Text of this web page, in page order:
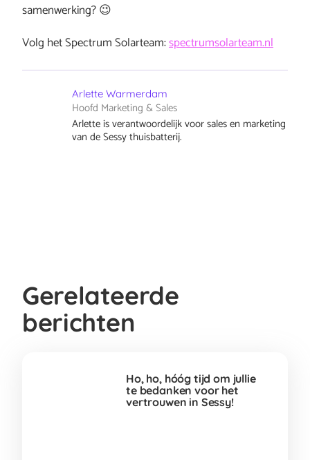
samenwerking? 😉
Volg het Spectrum Solarteam:spectrumsolarteam.nl
Arlette Warmerdam
Hoofd Marketing & Sales
Arlette is verantwoordelijk voor sales en marketing
van de Sessy thuisbatterij.
Gerelateerde
berichten
Ho, ho, hóóg tijd om jullie
te bedanken voor het
vertrouwen in Sessy!